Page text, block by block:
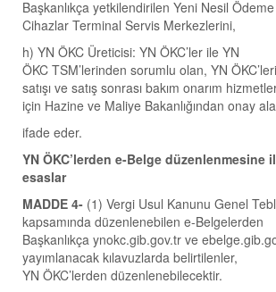
Başkanlıkça yetkilendirilen Yeni Nesil
Cihazlar Terminal Servis Merkezlerini,
h) YN ÖKC Üreticisi: YN ÖKC’ler ile YN
ÖKC TSM’lerinden sorumlu olan, YN
satışı ve satış sonrası bakım onarım
için Hazine ve Maliye Bakanlığından onay
ifade eder.
YN ÖKC’lerden e-Belge düzenlenmesine
esaslar
MADDE 4- (1) Vergi Usul Kanunu Genel
kapsamında düzenlenebilen e-Belgelerden
Başkanlıkça ynokc.gib.gov.tr ve
yayımlanacak kılavuzlarda belirtilenler,
YN ÖKC’lerden düzenlenebilecektir.